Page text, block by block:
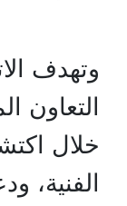
وتهدف
التعاون
خلال
الفنية،